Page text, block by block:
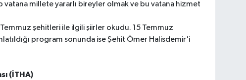
vatana millete yararlı bireyler olmak ve bu vatana hizmet
şehitleri ile ilgili şiirler okudu. 15 Temmuz
program sonunda ise Şehit Ömer Halisdemir'i
(İTHA)